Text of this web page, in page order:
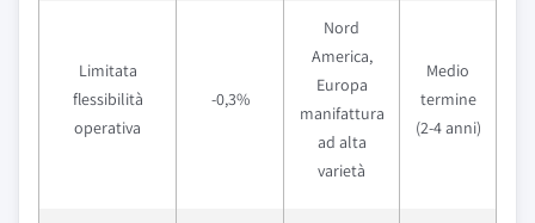
Limitata
flessibilità
operativa
-0,3%
Nord
America,
Europa
manifattura
ad alta
varietà
Medio
termine
(2-4 anni)